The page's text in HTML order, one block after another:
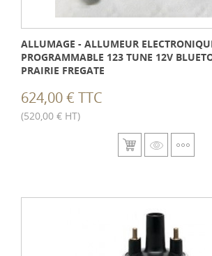
ALLUMAGE - ALLUMEUR
PROGRAMMABLE 123 TUNE 12V
PRAIRIE FREGATE
624,00 € TTC
(520,00 € HT)